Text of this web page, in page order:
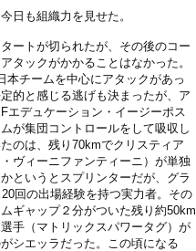
日も組織力を見せた。
ートが切られたが、その後のコー
タックがかかることはなかった。
本チームを中心にアタックがあっ
的と感じる逃げも決まったが、ア
エデュケーション・イージーポス
が集団コントロールをして吸収し
のは、残り70kmでクリスティア
ヴィーニファンティーニ）が単独
というとスプリンターだが、グラ
回の出場経験を持つ実力者。その
ギャップ２分がついた残り約50km
手（マトリックスパワータグ）が
シエッラだった。この頃になる